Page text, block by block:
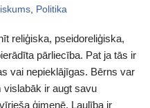
Politika
reliģiska, pseidoreliģiska,
pārliecība. Pat ja tās ir
vai nepieklājīgas. Bērns var
vislabāk ir augt savu
ģimenē. Laulība ir